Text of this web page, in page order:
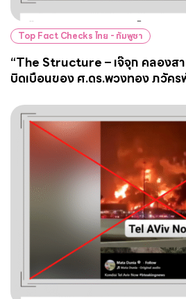
Top Fact Checks ไทย - กัมพูชา
“The Structure – เจ๊จุก คลองส
บิดเบือนของ ศ.ดร.พวงทอง ภวัค